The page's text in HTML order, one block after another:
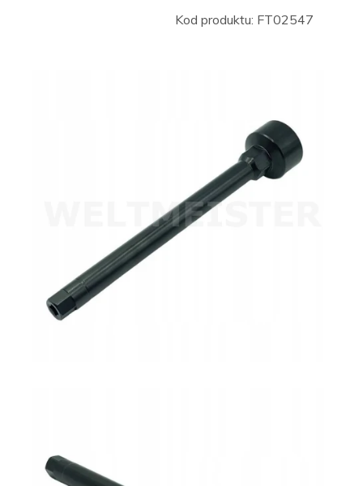
Kod produktu: FT02547